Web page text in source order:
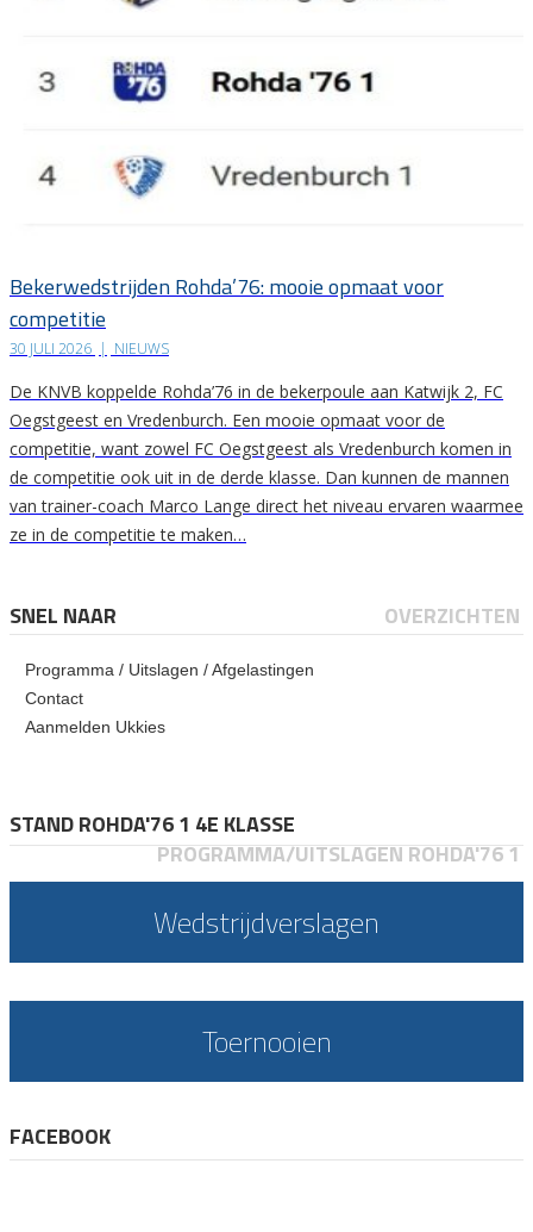
Bekerwedstrijden Rohda’76: mooie opmaat voor
competitie
30 JULI 2026 | NIEUWS
De KNVB koppelde Rohda’76 in de bekerpoule aan Katwijk 2, FC
Oegstgeest en Vredenburch. Een mooie opmaat voor de
competitie, want zowel FC Oegstgeest als Vredenburch komen in
de competitie ook uit in de derde klasse. Dan kunnen de mannen
van trainer-coach Marco Lange direct het niveau ervaren waarmee
ze in de competitie te maken…
SNEL NAAR OVERZICHTEN
Programma / Uitslagen / Afgelastingen
Contact
Aanmelden Ukkies
STAND ROHDA'76 1 4E KLASSE
PROGRAMMA/UITSLAGEN ROHDA'76 1
Wedstrijdverslagen
Toernooien
FACEBOOK